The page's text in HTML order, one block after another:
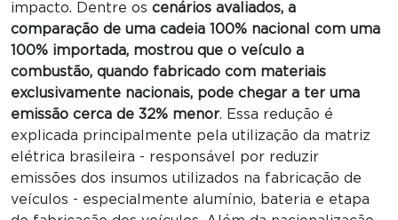
impacto. Dentre os cenários avaliados, a
comparação de uma cadeia 100% nacional com uma
100% importada, mostrou que o veículo a
combustão, quando fabricado com materiais
exclusivamente nacionais, pode chegar a ter uma
emissão cerca de 32% menor. Essa redução é
explicada principalmente pela utilização da matriz
elétrica brasileira - responsável por reduzir
emissões dos insumos utilizados na fabricação de
veículos - especialmente alumínio, bateria e etapa